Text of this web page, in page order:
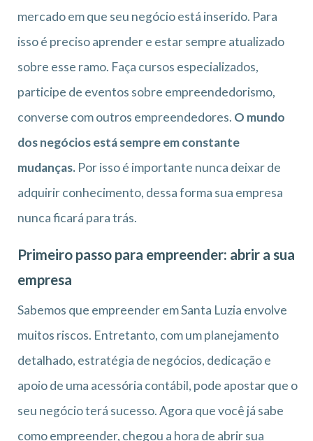
mercado em que seu negócio está inserido. Para
isso é preciso aprender e estar sempre atualizado
sobre esse ramo. Faça cursos especializados,
participe de eventos sobre empreendedorismo,
converse com outros empreendedores. O mundo
dos negócios está sempre em constante
mudanças. Por isso é importante nunca deixar de
adquirir conhecimento, dessa forma sua empresa
nunca ficará para trás.
Primeiro passo para empreender: abrir a sua
empresa
Sabemos que empreender em Santa Luzia envolve
muitos riscos. Entretanto, com um planejamento
detalhado, estratégia de negócios, dedicação e
apoio de uma acessória contábil, pode apostar que o
seu negócio terá sucesso. Agora que você já sabe
como empreender, chegou a hora de abrir sua